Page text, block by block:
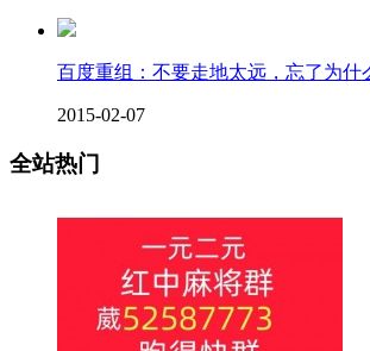
百度重组：不要走地太远，忘了为什
2015-02-07
全站热门